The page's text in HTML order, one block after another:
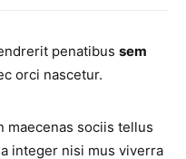
penatibus sem
orci nascetur.
maecenas sociis tellus
integer nisi mus viverra